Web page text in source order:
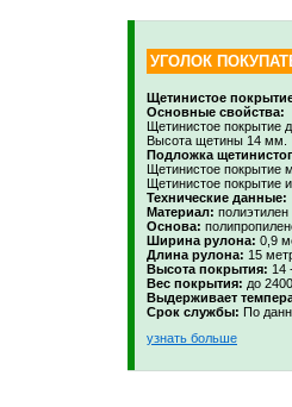
УГОЛОК
Щетинистое
Основные свойства:
Щетинистое покрытие
Высота щетины 14 мм.
Подложка
Щетинистое покрытие
Щетинистое покрытие
Технические данные:
Материал:
Основа:
Ширина рулона: 0,9
Длина рулона: 15
Высота покрытия: 14
Вес покрытия: до
Выдерживает
Срок службы: По
узнать больше